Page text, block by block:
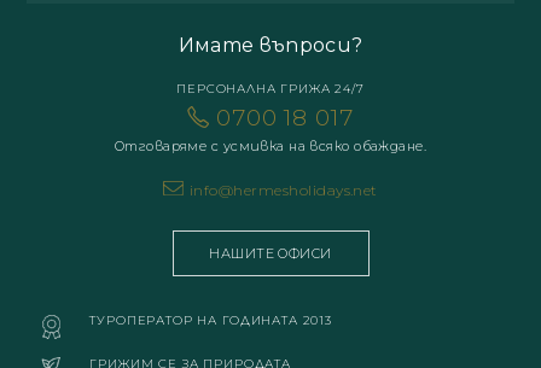
Имате въпроси?
ПЕРСОНАЛНА ГРИЖА 24/7
0700 18 017
Отговаряме с усмивка на всяко обаждане.
info@hermesholidays.net
НАШИТЕ ОФИСИ
ТУРОПЕРАТОР НА ГОДИНАТА 2013
ГРИЖИМ СЕ ЗА ПРИРОДАТА